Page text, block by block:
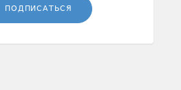
ПОДПИСАТЬСЯ